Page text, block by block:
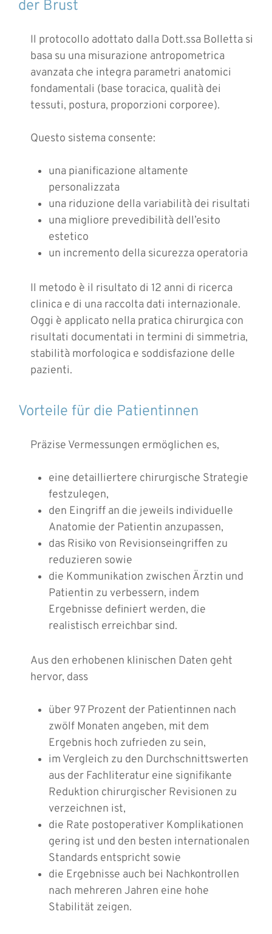
der Brust
Il protocollo adottato dalla Dott.ssa Bolletta si
basa su una misurazione antropometrica
avanzata che integra parametri anatomici
fondamentali (base toracica, qualità dei
tessuti, postura, proporzioni corporee).
Questo sistema consente:
una pianificazione altamente
personalizzata
una riduzione della variabilità dei risultati
una migliore prevedibilità dell’esito
estetico
un incremento della sicurezza operatoria
Il metodo è il risultato di 12 anni di ricerca
clinica e di una raccolta dati internazionale.
Oggi è applicato nella pratica chirurgica con
risultati documentati in termini di simmetria,
stabilità morfologica e soddisfazione delle
pazienti.
Vorteile für die Patientinnen
Präzise Vermessungen ermöglichen es,
eine detailliertere chirurgische Strategie
festzulegen,
den Eingriff an die jeweils individuelle
Anatomie der Patientin anzupassen,
das Risiko von Revisionseingriffen zu
reduzieren sowie
die Kommunikation zwischen Ärztin und
Patientin zu verbessern, indem
Ergebnisse definiert werden, die
realistisch erreichbar sind.
Aus den erhobenen klinischen Daten geht
hervor, dass
über 97 Prozent der Patientinnen nach
zwölf Monaten angeben, mit dem
Ergebnis hoch zufrieden zu sein,
im Vergleich zu den Durchschnittswerten
aus der Fachliteratur eine signifikante
Reduktion chirurgischer Revisionen zu
verzeichnen ist,
die Rate postoperativer Komplikationen
gering ist und den besten internationalen
Standards entspricht sowie
die Ergebnisse auch bei Nachkontrollen
nach mehreren Jahren eine hohe
Stabilität zeigen.